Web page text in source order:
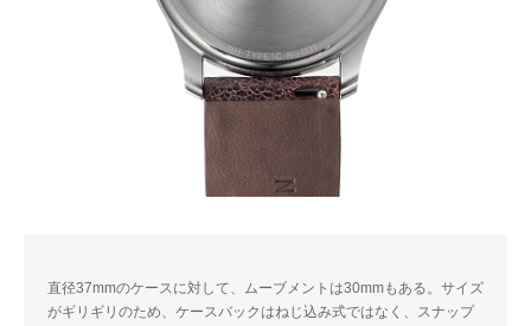
直径37mmのケースに対して、ムーブメントは30mmもある。サイズ
がギリギリのため、ケースバックはねじ込み式ではなく、スナップ